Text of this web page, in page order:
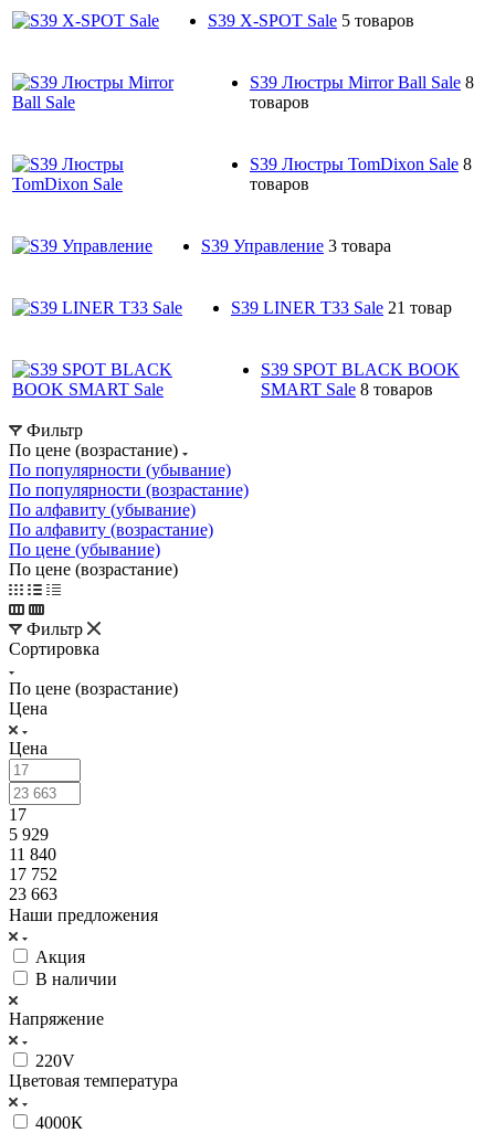
S39 X-SPOT Sale 5 товаров
S39 Люстры Mirror Ball Sale 8
товаров
S39 Люстры TomDixon Sale 8
товаров
S39 Управление 3 товара
S39 LINER T33 Sale 21 товар
S39 SPOT BLACK BOOK
SMART Sale 8 товаров
Фильтр
По цене (возрастание)
По популярности (убывание)
По популярности (возрастание)
По алфавиту (убывание)
По алфавиту (возрастание)
По цене (убывание)
По цене (возрастание)
Фильтр
Сортировка
По цене (возрастание)
Цена
Цена
17
5 929
11 840
17 752
23 663
Наши предложения
Акция
В наличии
Напряжение
220V
Цветовая температура
4000К